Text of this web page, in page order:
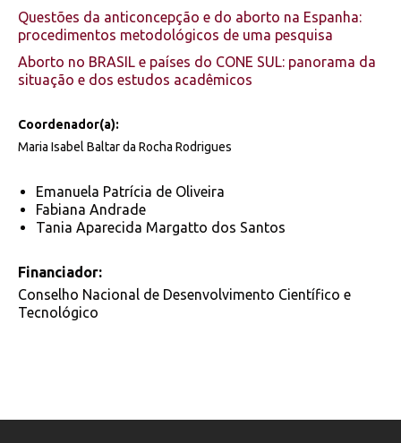
Questões da anticoncepção e do aborto na Espanha:
procedimentos metodológicos de uma pesquisa
Aborto no BRASIL e países do CONE SUL: panorama da
situação e dos estudos acadêmicos
Coordenador(a):
Maria Isabel Baltar da Rocha Rodrigues
Emanuela Patrícia de Oliveira
Fabiana Andrade
Tania Aparecida Margatto dos Santos
Financiador:
Conselho Nacional de Desenvolvimento Científico e
Tecnológico